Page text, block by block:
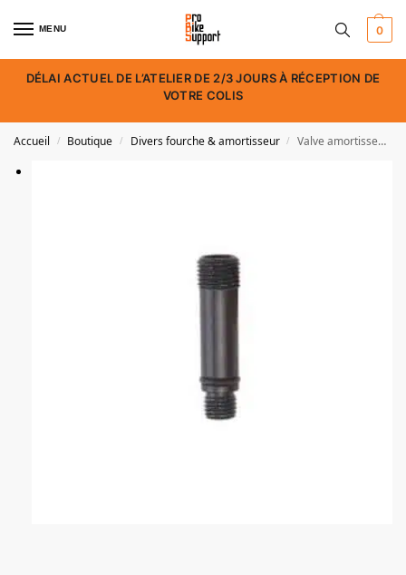
MENU 0
DÉLAI ACTUEL DE L’ATELIER DE 2/3 JOURS À RÉCEPTION DE
VOTRE COLIS
Accueil / Boutique / Divers fourche & amortisseur / Valve amortisseur Fox Float